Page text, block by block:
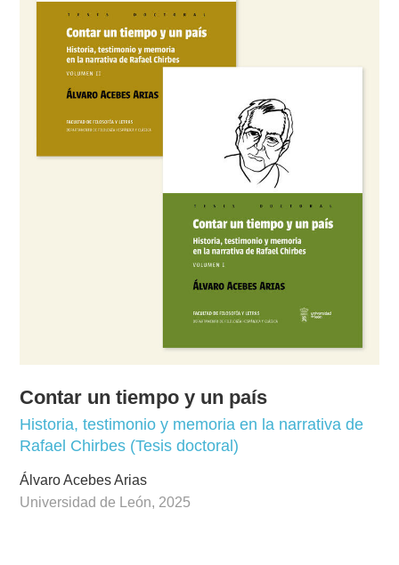
Contar un tiempo y un país
Historia, testimonio y memoria en la narrativa de
Rafael Chirbes (Tesis doctoral)
Álvaro Acebes Arias
Universidad de León, 2025